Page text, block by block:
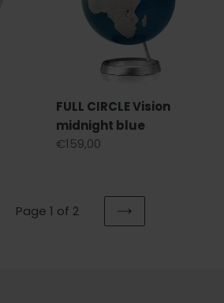
FULL CIRCLE Vision
midnight blue
Regular
€159,00
Page 1 of 2
NEXT